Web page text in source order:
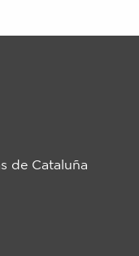
de Cataluña